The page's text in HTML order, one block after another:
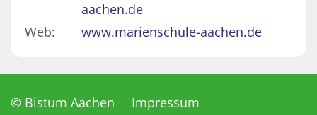
aachen.de
Web:
www.marienschule-aachen.de
© Bistum Aachen
Impressum